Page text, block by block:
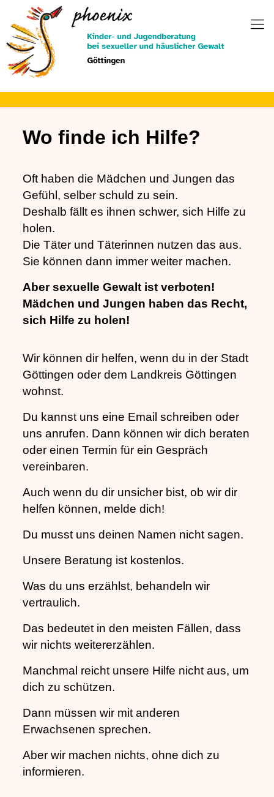
Inhalt
springen
Wo finde ich Hilfe?
Oft haben die Mädchen und Jungen das
Gefühl, selber schuld zu sein.
Deshalb fällt es ihnen schwer, sich Hilfe zu
holen.
Die Täter und Täterinnen nutzen das aus.
Sie können dann immer weiter machen.
Aber sexuelle Gewalt ist verboten!
Mädchen und Jungen haben das Recht,
sich Hilfe zu holen!
Wir können dir helfen, wenn du in der Stadt
Göttingen oder dem Landkreis Göttingen
wohnst.
Du kannst uns eine Email schreiben oder
uns anrufen. Dann können wir dich beraten
oder einen Termin für ein Gespräch
vereinbaren.
Auch wenn du dir unsicher bist, ob wir dir
helfen können, melde dich!
Du musst uns deinen Namen nicht sagen.
Unsere Beratung ist kostenlos.
Was du uns erzählst, behandeln wir
vertraulich.
Das bedeutet in den meisten Fällen, dass
wir nichts weitererzählen.
Manchmal reicht unsere Hilfe nicht aus, um
dich zu schützen.
Dann müssen wir mit anderen
Erwachsenen sprechen.
Aber wir machen nichts, ohne dich zu
informieren.